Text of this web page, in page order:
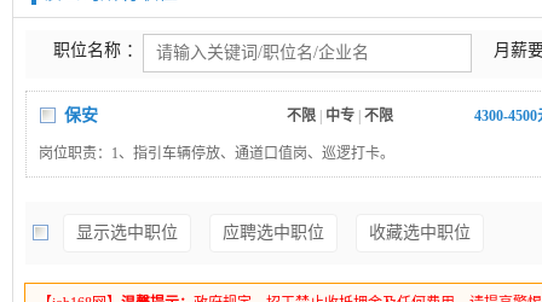
职位名称 ： 月薪
保安 不限 中专 不限 4300-4500
岗位职责：1、指引车辆停放、通道口值岗、巡逻打卡。
显示选中职位 应聘选中职位 收藏选中职位